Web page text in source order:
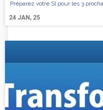
24 JAN, 25
Préparez votre SI pour les 3